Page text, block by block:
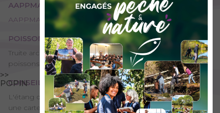
>>
POPIN
AAPPMA GESTIONNAIRE
AAPPMA de Pont-de-Beauvoisin / La Bridoire - Guiers / Tier
POISSONS PRÉSENTS
Truite arc-en-ciel, Brochet, Black-bass, Carpe, Petits
poissons blancs
CONSEILS DE PÊCHE
L'étang de Reculfort n'est pas accessible directement avec
une carte d'AAPPMA réciprocitaire de Savoie. Vous